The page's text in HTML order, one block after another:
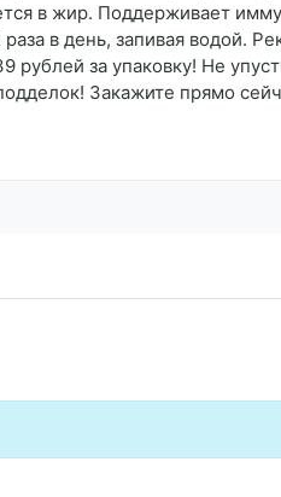
в жир. Поддерживает
в день, запивая водой.
рублей за упаковку! Не
Закажите прямо